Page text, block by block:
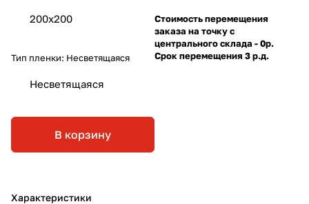
200х200
Тип пленки: Несветящаяся
Несветящаяся
В корзину
Характеристики
Стоимость перемещения
заказа на точку с
центрального склада - 0р.
Срок перемещения 3 р.д.